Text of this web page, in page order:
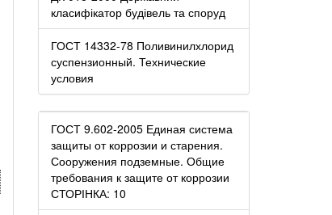
класифікатор будівель та споруд
ГОСТ 14332-78 Поливинилхлорид
суспензионный. Технические
условия
ГОСТ 9.602-2005 Единая система
защиты от коррозии и старения.
Сооружения подземные. Общие
требования к защите от коррозии
СТОРІНКА: 10